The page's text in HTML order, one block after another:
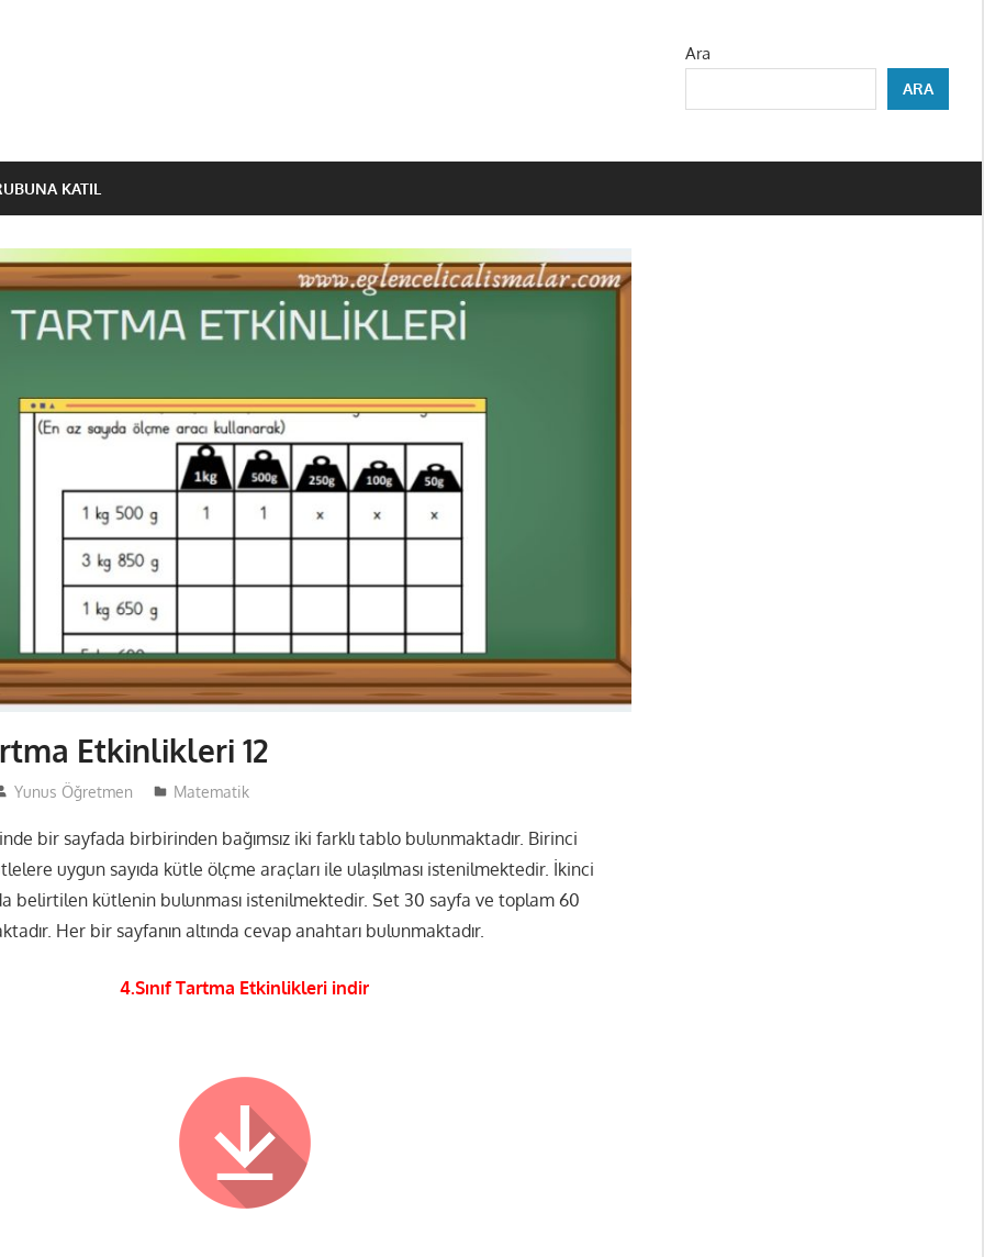
Ara
ARA
KATIL
Etkinlikleri 12
Yunus Öğretmen Matematik
bir sayfada birbirinden bağımsız iki farklı tablo bulunmaktadır. Birinci
uygun sayıda kütle ölçme araçları ile ulaşılması istenilmektedir. İkinci
belirtilen kütlenin bulunması istenilmektedir. Set 30 sayfa ve toplam 60
Her bir sayfanın altında cevap anahtarı bulunmaktadır.
4.Sınıf Tartma Etkinlikleri indir